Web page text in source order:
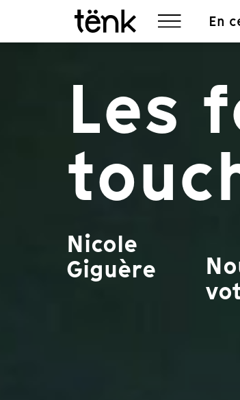
En
Les
Nicole
Giguère